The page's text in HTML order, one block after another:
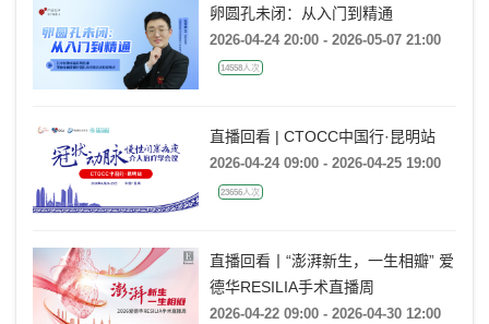
卵圆孔未闭：从入门到精通
2026-04-24 20:00 - 2026-05-07 21:00
14558人次
直播回看 | CTOCC中国行·昆明站
2026-04-24 09:00 - 2026-04-25 19:00
23656人次
直播回看丨“澎湃新生，一生相瓣” 爱
德华RESILIA手术直播周
2026-04-22 09:00 - 2026-04-30 12:00